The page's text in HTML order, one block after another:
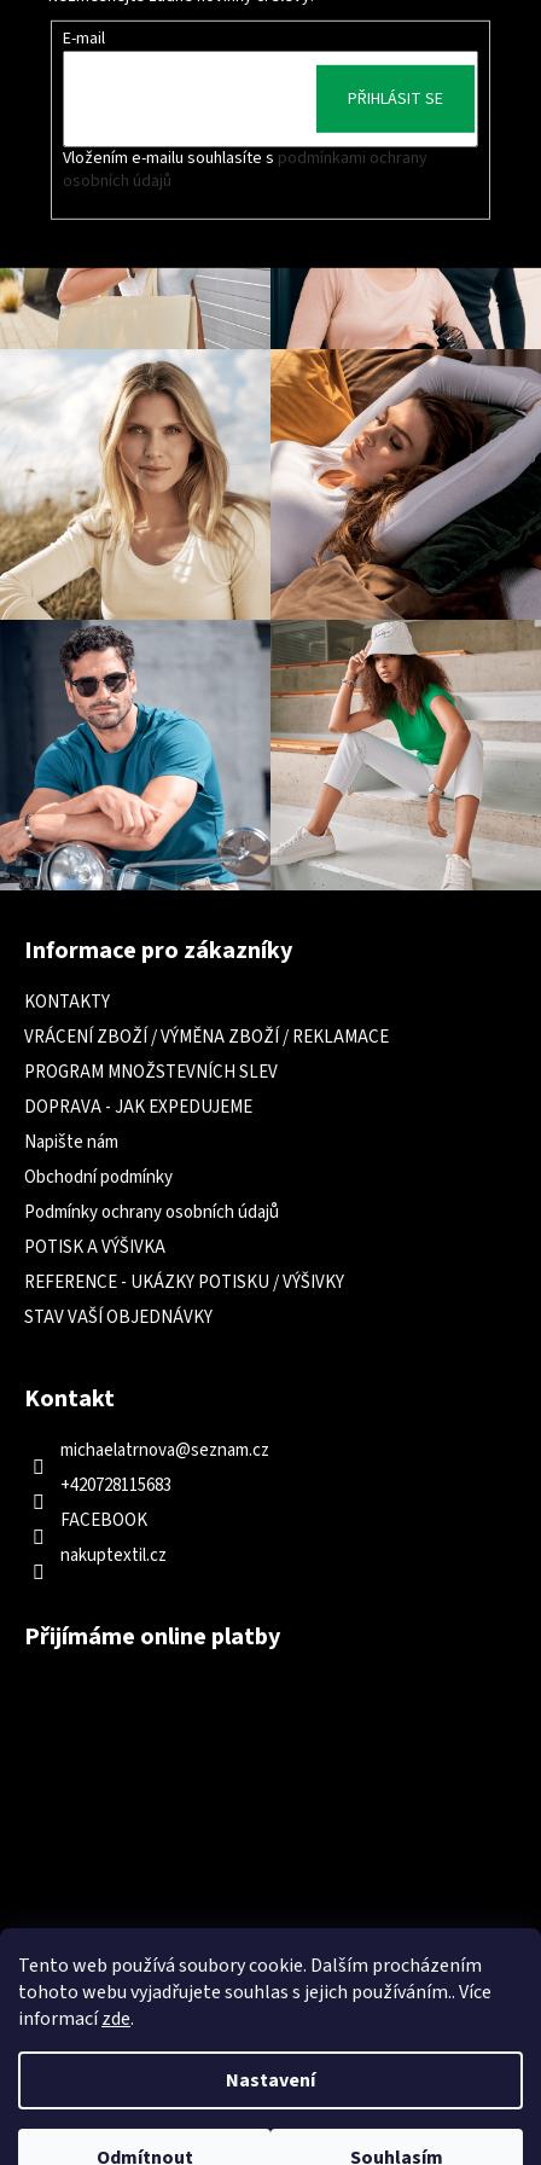
Tento web používá soubory cookie. Dalším procházením
tohoto webu vyjadřujete souhlas s jejich používáním.. Více
informacízde.
Nastavení
Odmítnout Souhlasím
E-mail
Vložením e-mailu souhlasíte s podmínkami ochrany
osobních údajů
PŘIHLÁSIT SE
Z
Informace pro zákazníky
KONTAKTY
VRÁCENÍ ZBOŽÍ / VÝMĚNA ZBOŽÍ / REKLAMACE
PROGRAM MNOŽSTEVNÍCH SLEV
DOPRAVA - JAK EXPEDUJEME
Napište nám
Obchodní podmínky
Podmínky ochrany osobních údajů
POTISK A VÝŠIVKA
REFERENCE - UKÁZKY POTISKU / VÝŠIVKY
STAV VAŠÍ OBJEDNÁVKY
Kontakt
michaelatrnova@seznam.cz
+420728115683
FACEBOOK
nakuptextil.cz
Přijímáme online platby
Vytvořil Shoptet
Copyright 2026
NakupTextil - reklamní textil Adler / Malfini -